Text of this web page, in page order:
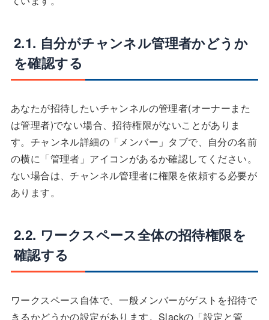
2.1. 自分がチャンネル管理者かどうか
を確認する
あなたが招待したいチャンネルの管理者(オーナーまた
は管理者)でない場合、招待権限がないことがありま
す。チャンネル詳細の「メンバー」タブで、自分の名前
の横に「管理者」アイコンがあるか確認してください。
ない場合は、チャンネル管理者に権限を依頼する必要が
あります。
2.2. ワークスペース全体の招待権限を
確認する
ワークスペース自体で、一般メンバーがゲストを招待で
きるかどうかの設定があります。Slackの「設定と管